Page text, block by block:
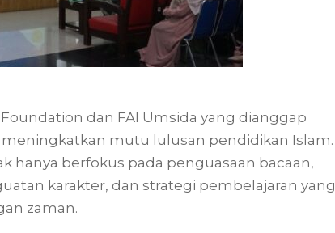
dan FAI Umsida yang dianggap
mutu lulusan pendidikan Islam.
berfokus pada penguasaan bacaan,
karakter, dan strategi pembelajaran yang
zaman.